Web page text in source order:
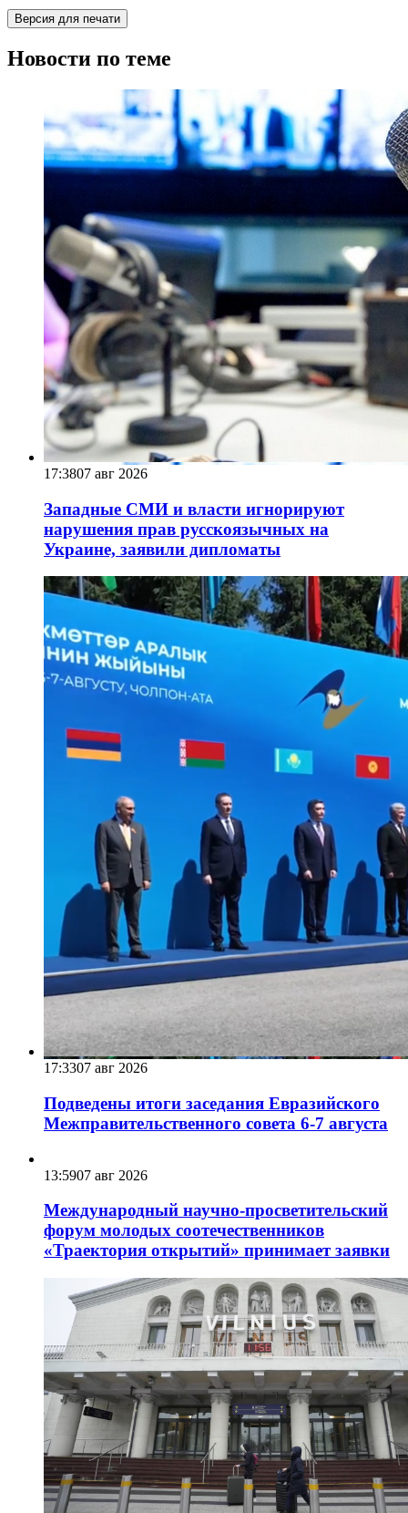
Версия для печати
Новости по теме
17:3807 авг 2026
Западные СМИ и власти игнорируют
нарушения прав русскоязычных на
Украине, заявили дипломаты
17:3307 авг 2026
Подведены итоги заседания Евразийского
Межправительственного совета 6-7 августа
13:5907 авг 2026
Международный научно-просветительский
форум молодых соотечественников
«Траектория открытий» принимает заявки